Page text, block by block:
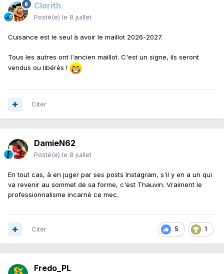
Clorith
Posté(e) le 8 juillet
Cuisance est le seul à avoir le maillot 2026-2027.
Tous les autres ont l'ancien maillot. C'est un signe, ils seront
vendus ou libérés !
Citer
DamieN62
Posté(e) le 8 juillet
En tout cas, à en juger par ses posts Instagram, s'il y en a un qui
va revenir au sommet de sa forme, c'est Thauvin. Vraiment le
professionnalisme incarné ce mec.
5 1
Citer
Fredo_PL